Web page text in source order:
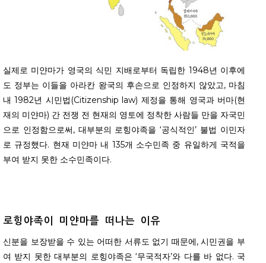
실제로 미얀마가 영국의 식민 지배로부터 독립한 1948년 이후에
도 정부는 이들을 아라칸 왕국의 후손으로 인정하지 않았고, 마침
내 1982년 시민법(Citizenship law) 제정을 통해 영국과 버마(현
재의 미얀마) 간 전쟁 전 현재의 영토에 정착한 사람들 만을 자국민
으로 인정함으로써, 대부분의 로힝야족을 ‘공식적인’ 불법 이민자
로 규정했다. 현재 미얀마 내 135개 소수민족 중 유일하게 국적을
부여 받지 못한 소수민족이다.
로힝야족이 미얀마를 떠나는 이유
신분을 보장받을 수 있는 어떠한 서류도 없기 때문에, 시민권을 부
여 받지 못한 대부분의 로힝야족은 ‘무국적자’와 다를 바 없다. 국